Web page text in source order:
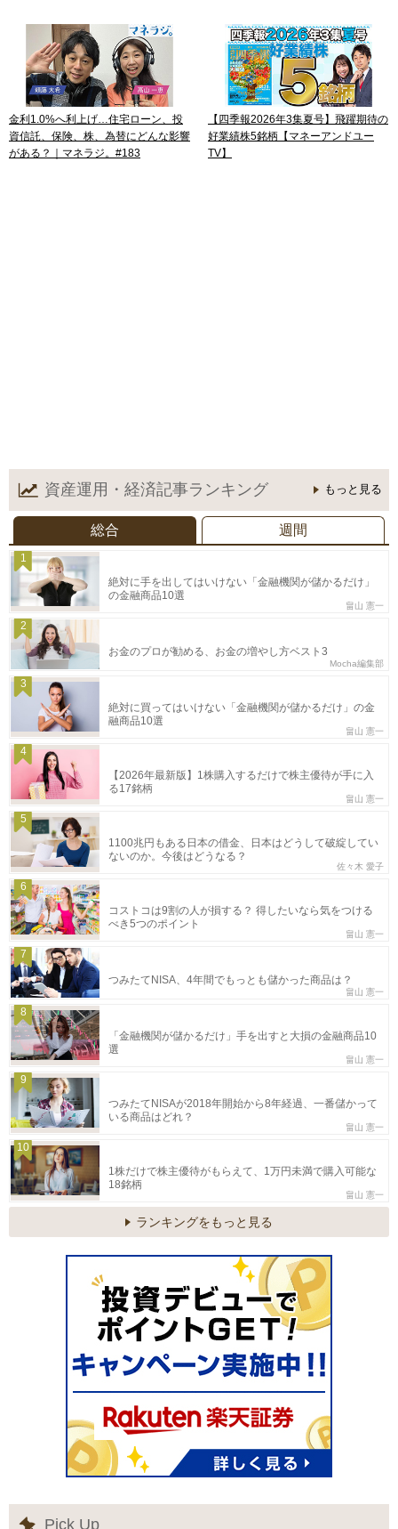
金利1.0%へ利上げ…住宅ローン、投
資信託、保険、株、為替にどんな影響
がある？｜マネラジ。#183
【四季報2026年3集夏号】飛躍期待の
好業績株5銘柄【マネーアンドユー
TV】
資産運用・経済記事ランキング もっと見る
総合 週間
1
絶対に手を出してはいけない「金融機関が儲かるだけ」
の金融商品10選
畠山 憲一
2
お金のプロが勧める、お金の増やし方ベスト3
Mocha編集部
3
絶対に買ってはいけない「金融機関が儲かるだけ」の金
融商品10選
畠山 憲一
4
【2026年最新版】1株購入するだけで株主優待が手に入
る17銘柄
畠山 憲一
5
1100兆円もある日本の借金、日本はどうして破綻してい
ないのか。今後はどうなる？
佐々木 愛子
6
コストコは9割の人が損する？ 得したいなら気をつける
べき5つのポイント
畠山 憲一
7
つみたてNISA、4年間でもっとも儲かった商品は？
畠山 憲一
8
「金融機関が儲かるだけ」手を出すと大損の金融商品10
選
畠山 憲一
9
つみたてNISAが2018年開始から8年経過、一番儲かって
いる商品はどれ？
畠山 憲一
10
1株だけで株主優待がもらえて、1万円未満で購入可能な
18銘柄
畠山 憲一
ランキングをもっと見る
Pick Up